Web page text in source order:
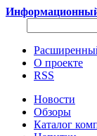
О проекте
RSS
Новости
Обзоры
Каталог